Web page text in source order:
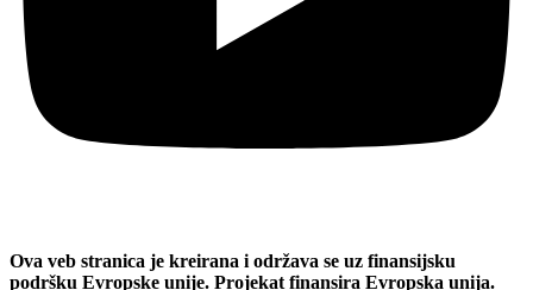
Ova veb stranica je kreirana i održava se uz finansijsku
podršku Evropske unije. Projekat finansira Evropska unija.